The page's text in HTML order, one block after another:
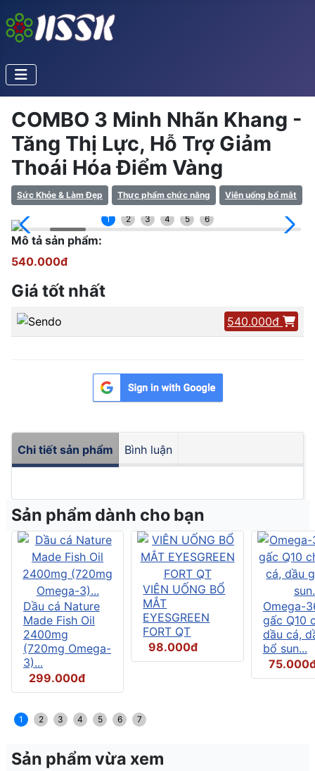
COMBO 3 Minh Nhãn Khang -
Tăng Thị Lực, Hỗ Trợ Giảm
Thoái Hóa Điểm Vàng
Sức Khỏe & Làm Đẹp Thực phẩm chức năng Viên uống bổ mắt
1 2 3 4 5 6
Mô tả sản phẩm:
540.000đ
Giá tốt nhất
540.000đ
Chi tiết sản phẩm Bình luận
Sản phẩm dành cho bạn
Dầu cá Nature
Made Fish Oil
2400mg
(720mg Omega-
3)...
299.000đ
VIÊN UỐNG BỔ
MẮT
EYESGREEN
FORT QT
98.000đ
Omega-
gấc Q10
dầu cá,
bổ sun...
1 2 3 4 5 6 7
Sản phẩm vừa xem